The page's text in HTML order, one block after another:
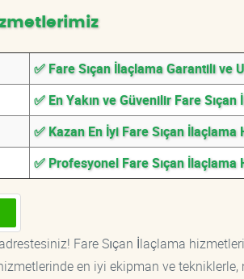
✅ Fare Sıçan İlaçlama Garantili ve
✅ En Yakın ve Güvenilir Fare
✅ Kazan En İyi Fare Sıçan İlaçlama
✅ Profesyonel Fare Sıçan
Fare Sıçan İlaçlama
en iyi ekipman ve